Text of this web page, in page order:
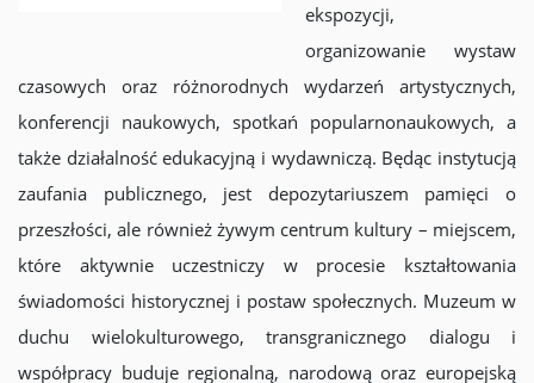
ekspozycji,
organizowanie wystaw
czasowych oraz różnorodnych wydarzeń artystycznych,
konferencji naukowych, spotkań popularnonaukowych, a
także działalność edukacyjną i wydawniczą. Będąc instytucją
zaufania publicznego, jest depozytariuszem pamięci o
przeszłości, ale również żywym centrum kultury – miejscem,
które aktywnie uczestniczy w procesie kształtowania
świadomości historycznej i postaw społecznych. Muzeum w
duchu wielokulturowego, transgranicznego dialogu i
współpracy buduje regionalną, narodową oraz europejską